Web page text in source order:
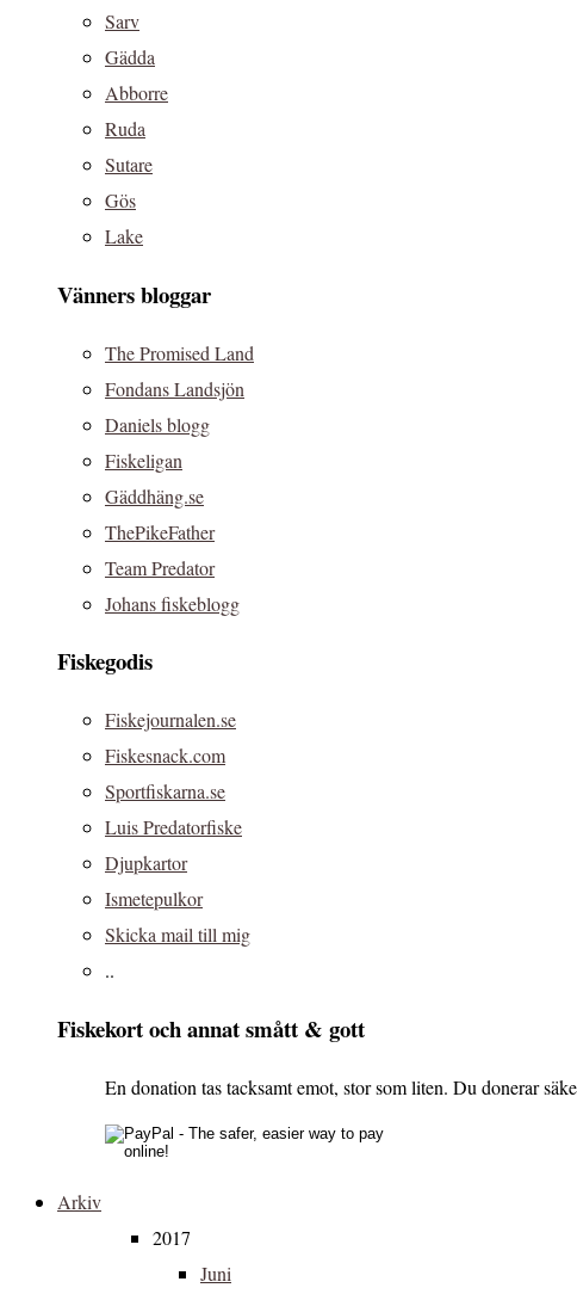
Sarv
Gädda
Abborre
Ruda
Sutare
Gös
Lake
Vänners bloggar
The Promised Land
Fondans Landsjön
Daniels blogg
Fiskeligan
Gäddhäng.se
ThePikeFather
Team Predator
Johans fiskeblogg
Fiskegodis
Fiskejournalen.se
Fiskesnack.com
Sportfiskarna.se
Luis Predatorfiske
Djupkartor
Ismetepulkor
Skicka mail till mig
..
Fiskekort och annat smått & gott
En donation tas tacksamt emot, stor som liten. Du donerar
Arkiv
2017
Juni